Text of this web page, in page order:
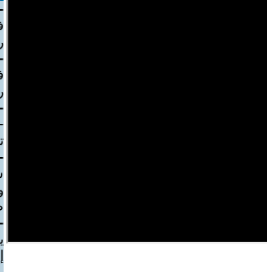
-
-
-
-
-